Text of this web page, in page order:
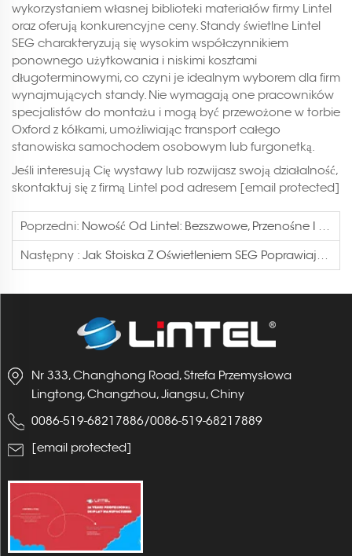
wykorzystaniem własnej biblioteki materiałów firmy Lintel
oraz oferują konkurencyjne ceny. Standy świetlne Lintel
SEG charakteryzują się wysokim współczynnikiem
ponownego użytkowania i niskimi kosztami
długoterminowymi, co czyni je idealnym wyborem dla firm
wynajmujących standy. Nie wymagają one pracowników
specjalistów do montażu i mogą być przewożone w torbie
Oxford z kółkami, umożliwiając transport całego
stanowiska samochodem osobowym lub furgonetką.
Jeśli interesują Cię wystawy lub rozwijasz swoją działalność,
skontaktuj się z firmą Lintel pod adresem [email protected]
Poprzedni: Nowość Od Lintel: Bezszwowe, Przenośne I Rozszerzalne Wyświetlacze RGB W Ramie SEG
Następny : Jak Stoiska Z Oświetleniem SEG Poprawiają Wizerunek Na Wystawach: Studium Przypadku Lintel
Nr 333, Changhong Road, Strefa Przemysłowa
Lingtong, Changzhou, Jiangsu, Chiny
0086-519-68217886/0086-519-68217889
[email protected]